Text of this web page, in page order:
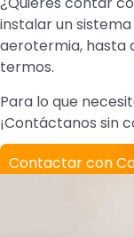
instalar un
aerotermia, hasta
termos.
Para lo que
¡Contáctanos sin
Contactar con